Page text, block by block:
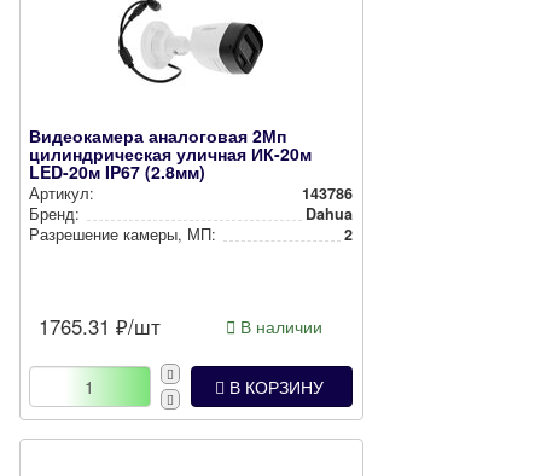
Видеокамера аналоговая 2Мп
цилиндрическая уличная ИК-20м
LED-20м IP67 (2.8мм)
Артикул:
143786
Бренд:
Dahua
Разрешение камеры, МП:
2
1765.31 ₽/шт В наличии
В КОРЗИНУ